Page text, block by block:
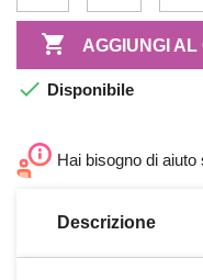
 AGGIUNGI
 Disponibile
Hai bisogno di
Descrizione